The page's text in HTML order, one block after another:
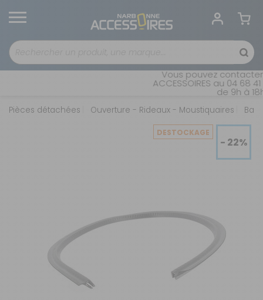
Vous pouvez contacter
ACCESSOIRES au 04 68
de 9h à
Pièces détachées Ouverture - Rideaux - Moustiquaires
DESTOCKAGE
- 22%